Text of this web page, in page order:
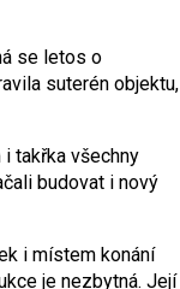
se letos o
suterén objektu,
takřka všechny
budovat i nový
i místem konání
je nezbytná. Její